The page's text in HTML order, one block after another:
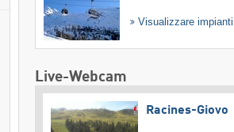
Visualizzare
Live-Webcam
Racines-Giovo